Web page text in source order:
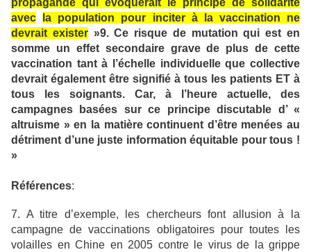
propagande qui évoquerait le principe de solidarité
avec
la population pour inciter à la vaccination ne
devrait exister»9. Ce risque de mutation qui est en
somme un effet secondaire grave de plus de cette
vaccination tant à l’échelle individuelle que collective
devrait également être signifié à tous les patients ET à
tous les soignants. Car, à l’heure actuelle, des
campagnes basées sur ce principe discutable d’ «
altruisme » en la matière continuent d’être menées au
détriment d’une juste information équitable pour tous !
»
Références:
7. A titre d’exemple, les chercheurs font allusion à la
campagne de vaccinations obligatoires pour toutes les
volailles en Chine en 2005 contre le virus de la grippe